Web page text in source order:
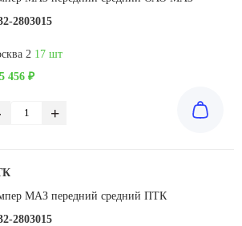
2803015
2 17 шт
5 456 ₽
+
МАЗ передний средний ПТК
2803015